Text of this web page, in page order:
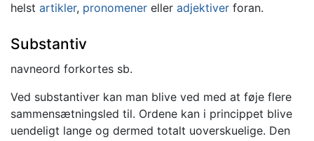
helst artikler, pronomener eller adjektiver foran.
Substantiv
navneord forkortes sb.
Ved substantiver kan man blive ved med at føje flere
sammensætningsled til. Ordene kan i princippet blive
uendeligt lange og dermed totalt uoverskuelige. Den